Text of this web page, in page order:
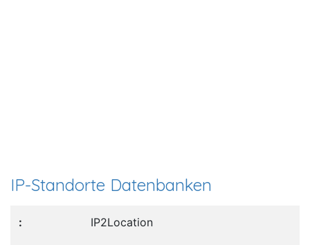
IP-Standorte Datenbanken
IP2Location